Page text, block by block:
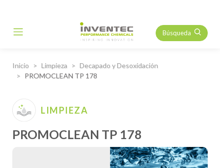
Main Navigation Búsqueda
Inicio Limpieza
Decapado y Desoxidación
PROMOCLEAN TP 178
LIMPIEZA
PROMOCLEAN TP 178